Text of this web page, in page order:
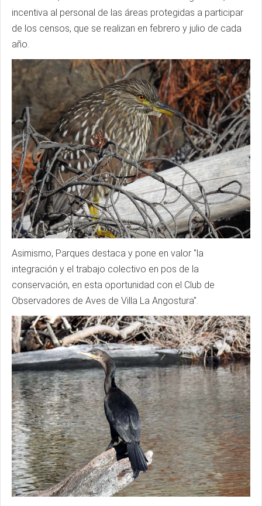
incentiva al personal de las áreas protegidas a participar
de los censos, que se realizan en febrero y julio de cada
año.
Asimismo, Parques destaca y pone en valor "la
integración y el trabajo colectivo en pos de la
conservación, en esta oportunidad con el Club de
Observadores de Aves de Villa La Angostura".